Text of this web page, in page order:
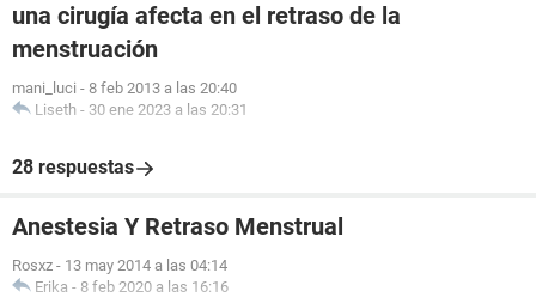
una cirugía afecta en el retraso de la
menstruación
mani_luci - 8 feb 2013 a las 20:40
Liseth - 30 ene 2023 a las 20:31
28 respuestas
Anestesia Y Retraso Menstrual
Rosxz - 13 may 2014 a las 04:14
Erika - 8 feb 2020 a las 16:16